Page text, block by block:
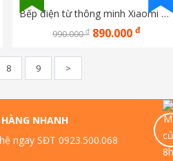
Bếp điện từ thông minh Xiaomi Lifeite LFT-011 99 mức nhiệt (bản quốc tế)
990.000đ 890.000 đ
8 9 >
NHANH
ngay SĐT 0923.500.068